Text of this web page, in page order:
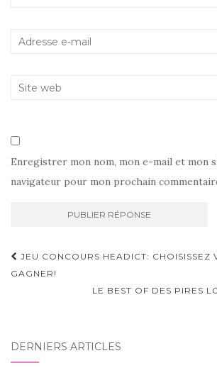
Enregistrer mon nom, mon e-mail et mon
navigateur pour mon prochain
Navigation
d'article
JEU CONCOURS HEADICT: CHOISISSEZ
GAGNER!
LE BEST OF DES PIRES
DERNIERS ARTICLES